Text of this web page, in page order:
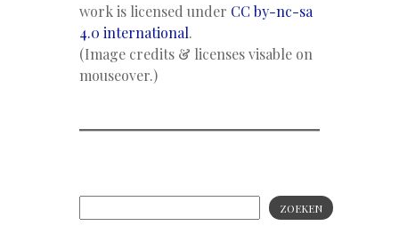
work is licensed under CC by-nc-sa
4.0 international.
(Image credits & licenses visable on
mouseover.)
ZOEKEN